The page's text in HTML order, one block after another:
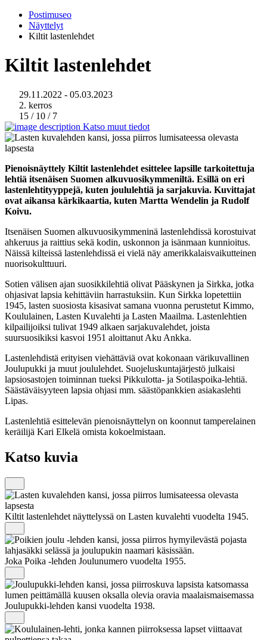
Postimuseo
Näyttelyt
Kiltit lastenlehdet
Kiltit lastenlehdet
29.11.2022 - 05.03.2023
2. kerros
15 / 10 / 7
Katso muut tiedot
Pienoisnäyttely Kiltit lastenlehdet esittelee lapsille tarkoitettuja
lehtiä itsenäisen Suomen alkuvuosikymmeniltä. Esillä on eri
lastenlehtityyppejä, kuten joululehtiä ja sarjakuvia. Kuvittajat
ovat aikansa kärkikaartia, kuten Martta Wendelin ja Rudolf
Koivu.
Itsenäisen Suomen alkuvuosikymmeninä lastenlehdissä korostuivat
ahkeruus ja raittius sekä kodin, uskonnon ja isänmaan kunnioitus.
Näissä kilteissä lastenlehdissä ei vielä näy amerikkalaisvaikutteinen
nuorisokulttuuri.
Sotien välisen ajan suosikkilehtiä olivat Pääskynen ja Sirkka, jotka
ohjasivat lapsia kehittäviin harrastuksiin. Kun Sirkka lopetettiin
1945, lasten suosiosta kisasivat samana vuonna perustetut Kimmo,
Koululainen, Lasten Kuvalehti ja Lasten Maailma. Lastenlehtien
kilpailijoiksi tulivat 1949 alkaen sarjakuvalehdet, joista
suursuosikiksi kasvoi 1951 aloittanut Aku Ankka.
Lastenlehdistä erityisen viehättäviä ovat kokonaan värikuvallinen
Joulupukki ja muut joululehdet. Suojeluskuntajärjestö julkaisi
lapsiosastojen toiminnan tueksi Pikkulotta- ja Sotilaspoika-lehtiä.
Säästäväisyyteen lapsia ohjasi mm. säästöpankkien asiakaslehti
Lipas.
Lastenlehtiä esittelevän pienoisnäyttelyn on koonnut tamperelainen
keräilijä Kari Elkelä omista kokoelmistaan.
Katso kuvia
Kiltit lastenlehdet näyttelyssä on Lasten kuvalehti vuodelta 1945.
Joka Poika -lehden Joulunumero vuodelta 1955.
Joulupukki-lehden kansi vuodelta 1938.